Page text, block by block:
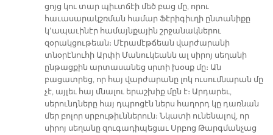
ցոյց կու տար պիւտճէի մեծ բաց մը, որու
հաւասարակշռման համար Ֆէրիգիւղի ընտանիքը
կ՚ապաւինէր համայնքային շրջանակներու
զօրակցութեան։ Մէրամէթճեան վարժարանի
տնօրէնուհի Արփի Մանուկեանն ալ սիրոյ սեղանի
ընթացքին արտասանեց սրտի խօսք մը։ Ան
բացատրեց, որ հայ վարժարանը լոկ ուսումնարան մը
չէ, այլեւ հայ մնալու երաշխիք մըն է։ Արդարեւ,
սերունդները հայ դպրոցէն ներս հաղորդ կը դառնան
մեր բոլոր սրբութիւններուն։ Նկատի ունենալով, որ
սիրոյ սեղանը զուգադիպեցաւ Սրբոց Թարգմանչաց